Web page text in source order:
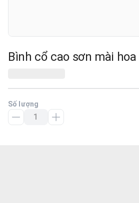
Bình cổ cao sơn mài
Số lượng